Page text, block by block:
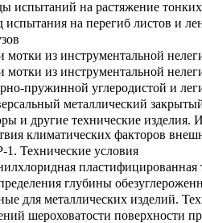
испытаний на растяжение
на перегиб листов и
из инструментальной
из инструментальной
пружинной углеродистой и
металлический
и другие технические изделия.
климатических факторов
Технические условия
пластифицированная
глубины
для металлических изделий.
шероховатости